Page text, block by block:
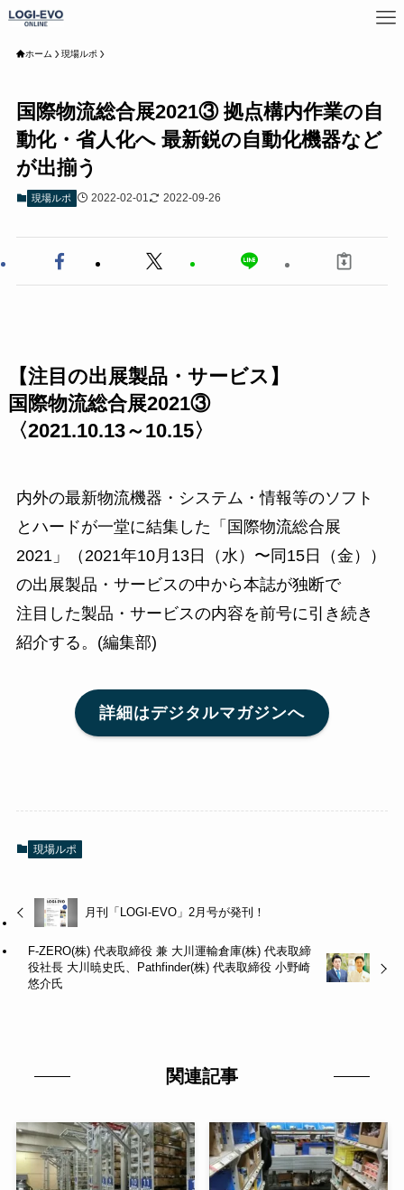
ホーム 現場ルポ
国際物流総合展2021③ 拠点構内作業の自
動化・省人化へ 最新鋭の自動化機器など
が出揃う
現場ルポ 2022-02-01 2022-09-26
【注目の出展製品・サービス】
国際物流総合展2021③
〈2021.10.13～10.15〉
内外の最新物流機器・システム・情報等のソフト
とハードが一堂に結集した「国際物流総合展
2021」（2021年10月13日（水）〜同15日（金））
の出展製品・サービスの中から本誌が独断で
注目した製品・サービスの内容を前号に引き続き
紹介する。(編集部)
詳細はデジタルマガジンへ
現場ルポ
月刊「LOGI-EVO」2月号が発刊！
F-ZERO(株) 代表取締役 兼 大川運輸倉庫(株) 代表取締
役社長 大川暁史氏、Pathfinder(株) 代表取締役 小野崎
悠介氏
関連記事